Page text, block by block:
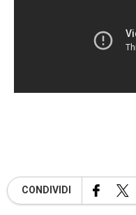
CONDIVIDI